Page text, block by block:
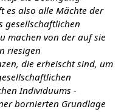
es also alle Mächte der
gesellschaftlichen
machen von der auf sie
riesigen
die erheischt sind, um
Individuums -
bornierten Grundlage